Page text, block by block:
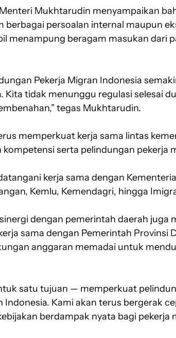
Mukhtarudin menyampaikan
berbagai persoalan internal maupun
menampung beragam masukan dari
Pekerja Migran Indonesia
tidak menunggu regulasi selesai
tegas Mukhtarudin.
memperkuat kerja sama lintas
serta pelindungan pekerja
kerja sama dengan
Kemlu, Kemendagri, hingga
dengan pemerintah daerah juga
sama dengan Pemerintah Provinsi
anggaran memadai untuk
satu tujuan — memperkuat
Indonesia. Kami akan terus bergerak
berdampak nyata bagi pekerja